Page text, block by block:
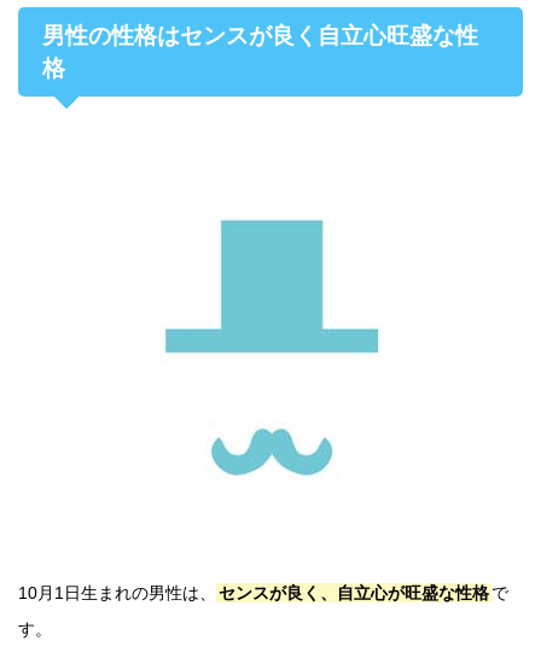
男性の性格はセンスが良く自立心旺盛な性
格
10月1日生まれの男性は、 センスが良く、自立心が旺盛な性格で
す。